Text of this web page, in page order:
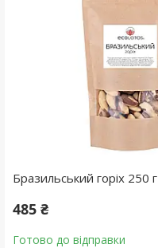
Бразильський горіх 250 г
485 ₴
Готово до відправки